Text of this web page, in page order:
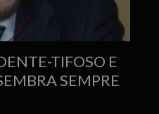
TIFOSO E
SEMPRE